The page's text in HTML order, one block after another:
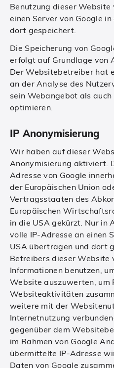
Benutzung dieser
einen Server von Google
dort gespeichert.
Die Speicherung von
erfolgt auf Grundlage von
Der Websitebetreiber hat
an der Analyse des
sein Webangebot als auch
optimieren.
IP Anonymisierung
Wir haben auf dieser
Anonymisierung aktiviert.
Adresse von Google
der Europäischen Union
Vertragsstaaten des
Europäischen
in die USA gekürzt. Nur in
volle IP-Adresse an einen
USA übertragen und dort
Betreibers dieser Website
Informationen benutzen,
Website auszuwerten, um
Websiteaktivitäten
weitere mit der
Internetnutzung
gegenüber dem
im Rahmen von Google
übermittelte IP-Adresse
Daten von Google